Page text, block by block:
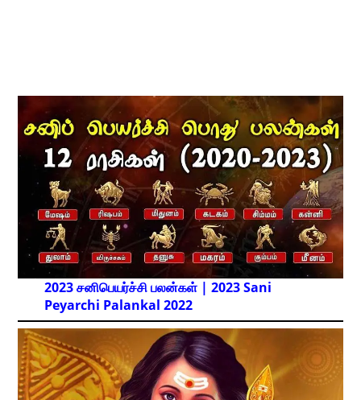
2023 சனிபெயர்ச்சி பலன்கள் | 2023 Sani
Peyarchi Palankal 2022